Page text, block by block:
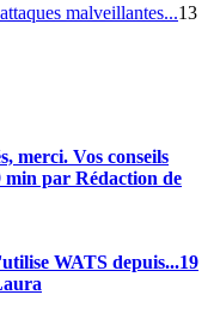
malveillantes...13
merci. Vos conseils
min par Rédaction de
WATS depuis...19